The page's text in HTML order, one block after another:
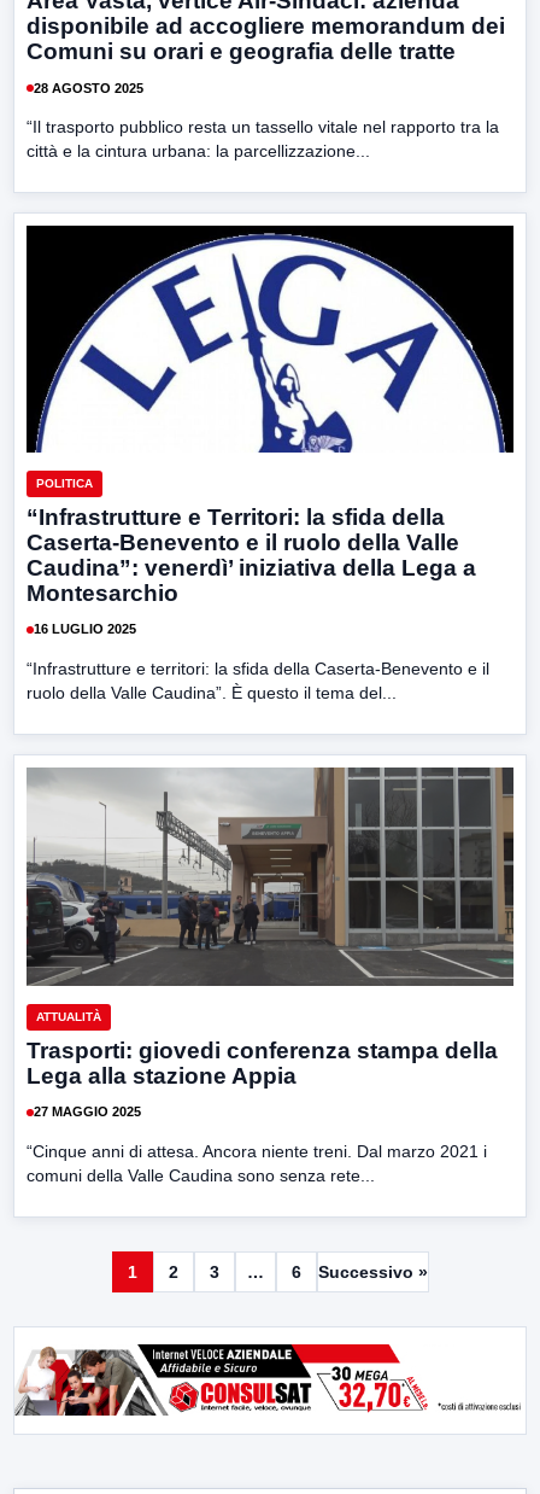
disponibile ad accogliere memorandum dei
Comuni su orari e geografia delle tratte
28 AGOSTO 2025
“Il trasporto pubblico resta un tassello vitale nel rapporto tra la
città e la cintura urbana: la parcellizzazione...
POLITICA
“Infrastrutture e Territori: la sfida della
Caserta-Benevento e il ruolo della Valle
Caudina”: venerdì’ iniziativa della Lega a
Montesarchio
16 LUGLIO 2025
“Infrastrutture e territori: la sfida della Caserta-Benevento e il
ruolo della Valle Caudina”. È questo il tema del...
ATTUALITÀ
Trasporti: giovedi conferenza stampa della
Lega alla stazione Appia
27 MAGGIO 2025
“Cinque anni di attesa. Ancora niente treni. Dal marzo 2021 i
comuni della Valle Caudina sono senza rete...
1 2 3 … 6 Successivo »